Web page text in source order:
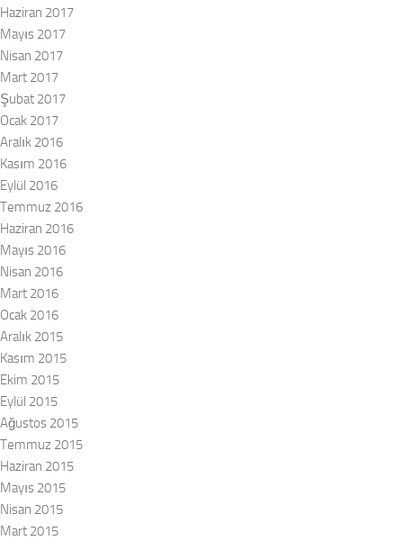
Haziran 2017
Mayıs 2017
Nisan 2017
Mart 2017
Şubat 2017
Ocak 2017
Aralık 2016
Kasım 2016
Eylül 2016
Temmuz 2016
Haziran 2016
Mayıs 2016
Nisan 2016
Mart 2016
Ocak 2016
Aralık 2015
Kasım 2015
Ekim 2015
Eylül 2015
Ağustos 2015
Temmuz 2015
Haziran 2015
Mayıs 2015
Nisan 2015
Mart 2015